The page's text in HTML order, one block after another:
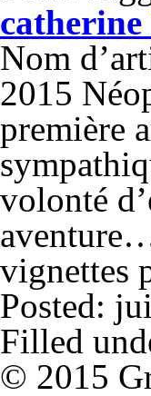
Nom
2015
première
volonté
vignettes
Posted:
Filled
© 2015